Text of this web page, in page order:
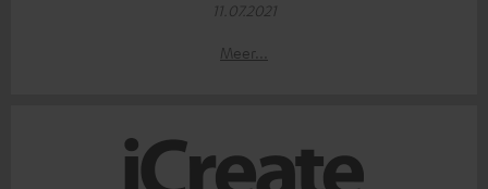
11.07.2021
Meer...